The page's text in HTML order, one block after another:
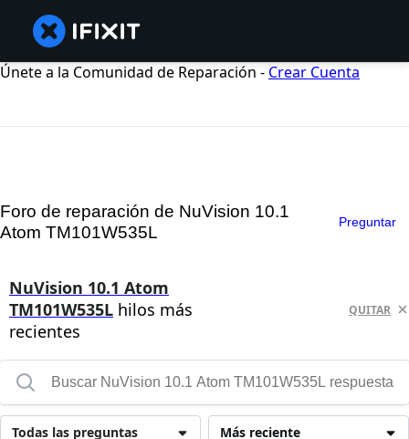
Únete a la Comunidad de Reparación - Crear Cuenta
Foro de reparación de NuVision 10.1
Atom TM101W535L
Preguntar
NuVision 10.1 Atom
TM101W535L hilos más
recientes
QUITAR
Más reciente
Todas las preguntas